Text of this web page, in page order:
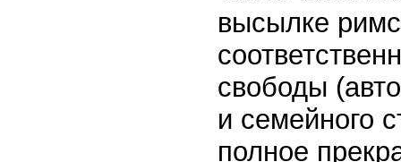
высылке
свободы
и семейного
полное